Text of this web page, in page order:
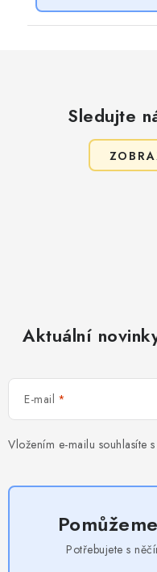
Sledujte
Aktuální
E-mail
Vložením e-mailu souhlasíte s
Potřebujete s